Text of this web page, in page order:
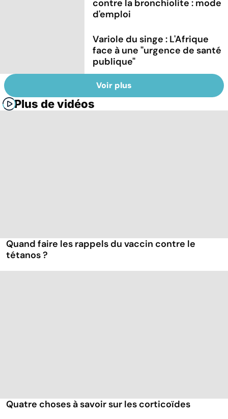
contre la bronchiolite : mode
d'emploi
Variole du singe : L'Afrique
face à une "urgence de santé
publique"
Voir plus
Plus de vidéos
Quand faire les rappels du vaccin contre le
tétanos ?
Quatre choses à savoir sur les corticoïdes